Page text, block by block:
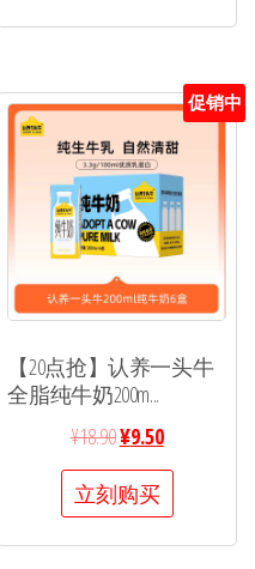
促销中
【20点抢】认养一头牛
全脂纯牛奶200m...
¥18.90¥9.50
立刻购买